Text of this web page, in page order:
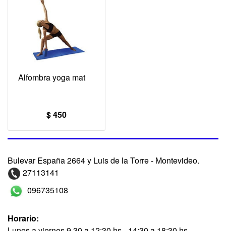
Alfombra yoga mat
$ 450
Bulevar España 2664 y Luis de la Torre - Montevideo.
27113141
096735108
Horario: